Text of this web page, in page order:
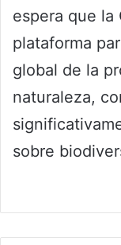
espera que la
plataforma
global de la
naturaleza,
sobre